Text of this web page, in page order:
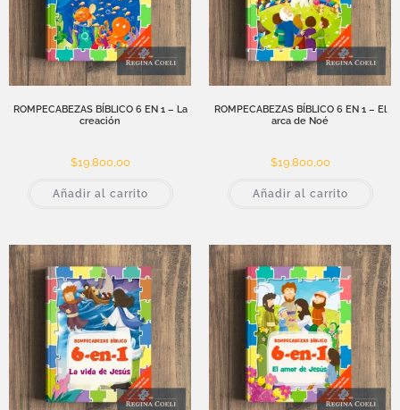
ROMPECABEZAS BÍBLICO 6 EN 1 – La
creación
$19.800,00
Añadir al carrito
ROMPECABEZAS BÍBLICO 6 EN 1 – El
arca de Noé
$19.800,00
Añadir al carrito